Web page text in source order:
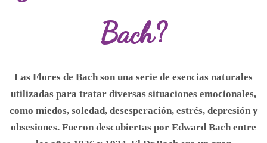
Bach?
Las Flores de Bach son una serie de esencias naturales
utilizadas para tratar diversas situaciones emocionales,
como miedos, soledad, desesperación, estrés, depresión y
obsesiones. Fueron descubiertas por Edward Bach entre